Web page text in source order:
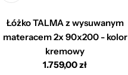
Łóżko TALMA z wysuwanym
materacem 2x 90x200 - kolor
kremowy
Cena
1.759,00 zł